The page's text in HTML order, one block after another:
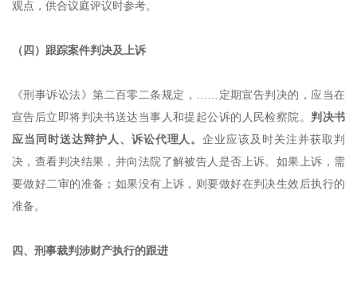
观点，供合议庭评议时参考。
（四）跟踪案件判决及上诉
《刑事诉讼法》第二百零二条规定，
……定期宣告判决的，应当在
宣告后立即将判决书送达当事人和提起公诉的人民检察院。 判决书
应当同时送达辩护人、诉讼代理人。企业应该及时关注并获取判
决，查看判决结果，并向法院了解被告人是否上诉。如果上诉，需
要做好二审的准备；如果没有上诉，则要做好在判决生效后执行的
准备。
四、刑事裁判涉财产执行的跟进